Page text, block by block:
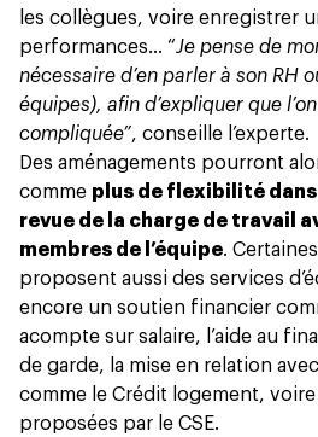
les collègues, voire enregistrer
performances… “Je pense de
nécessaire d’en parler à son RH
équipes), afin d’expliquer que
compliquée”, conseille l’experte.
Des aménagements pourront
comme plus de flexibilité dans
revue de la charge de travail
membres de l’équipe.
proposent aussi des services
encore un soutien financier
acompte sur salaire, l’aide au
de garde, la mise en relation
comme le Crédit logement,
proposées par le CSE.